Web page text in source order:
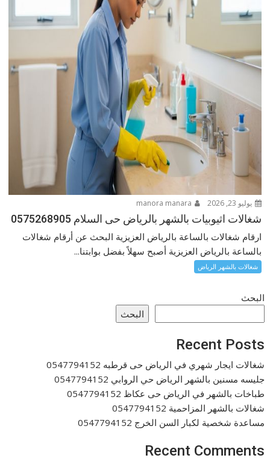
يوليو 23, 2026
شغالات اثيوبيات بالشهر بالرياض حى السلام 0575268905
ارقام شغالات بالساعة بالرياض العزيزية البحث عن أرقام شغالات
بالساعة بالرياض العزيزية أصبح سهلاً بفضل بوابتنا...
شغالات بالشهر الرياض
البحث
البحث
Recent Posts
شغالات ايجار شهري في الرياض حى قرطبه 0547794152
جليسه مسنين بالشهر الرياض حي الروابي 0547794152
طباخات بالشهر في الرياض حى عكاظ 0547794152
شغالات بالشهر المزاحمية 0547794152
مساعدة شخصية لكبار السن الخرج 0547794152
Recent Comments